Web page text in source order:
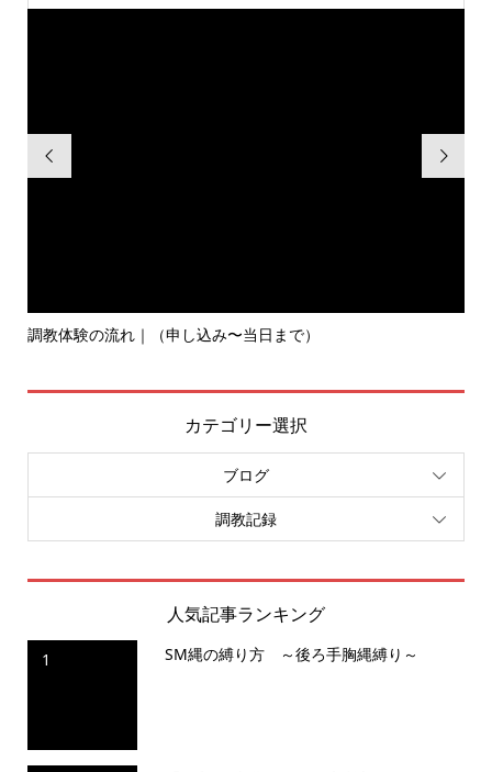

調教体験の流れ｜（申し込み〜当日まで）

カテゴリー選択
ブログ
調教記録
人気記事ランキング
1 SM縄の縛り方 ～後ろ手胸縄縛り～